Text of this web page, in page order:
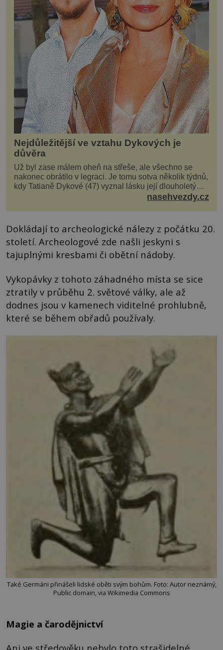
Nejdůležitější ve vztahu Dykových je
důvěra
Už byl zase málem oheň na střeše, ale všechno se
nakonec obrátilo v legraci. Je tomu sotva několik týdnů,
kdy Tatianě Dykové (47) vyznal lásku její dlouholetý
kolega a kamarád. Lidé si hned mysleli, ž...nasehvezdy.cz
Dokládají to archeologické nálezy z počátku 20.
století. Archeologové zde našli jeskyni s
tajuplnými kresbami či obětní nádoby.
Vykopávky z tohoto záhadného místa se sice
ztratily v průběhu 2. světové války, ale až
dodnes jsou v kamenech viditelné prohlubně,
které se během obřadů používaly.
Také Germáni přinášeli lidské oběti svým bohům. Foto: Autor neznámý,
Public domain, via Wikimedia Commons
Magie a čarodějnictví